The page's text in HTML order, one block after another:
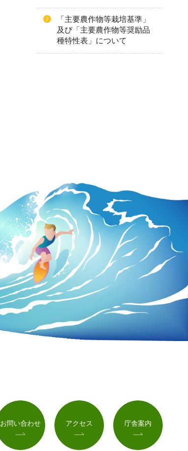
「主要農作物等栽培基準」
及び「主要農作物等奨励品
種特性表」について
お問い合わせ アクセス 庁舎案内